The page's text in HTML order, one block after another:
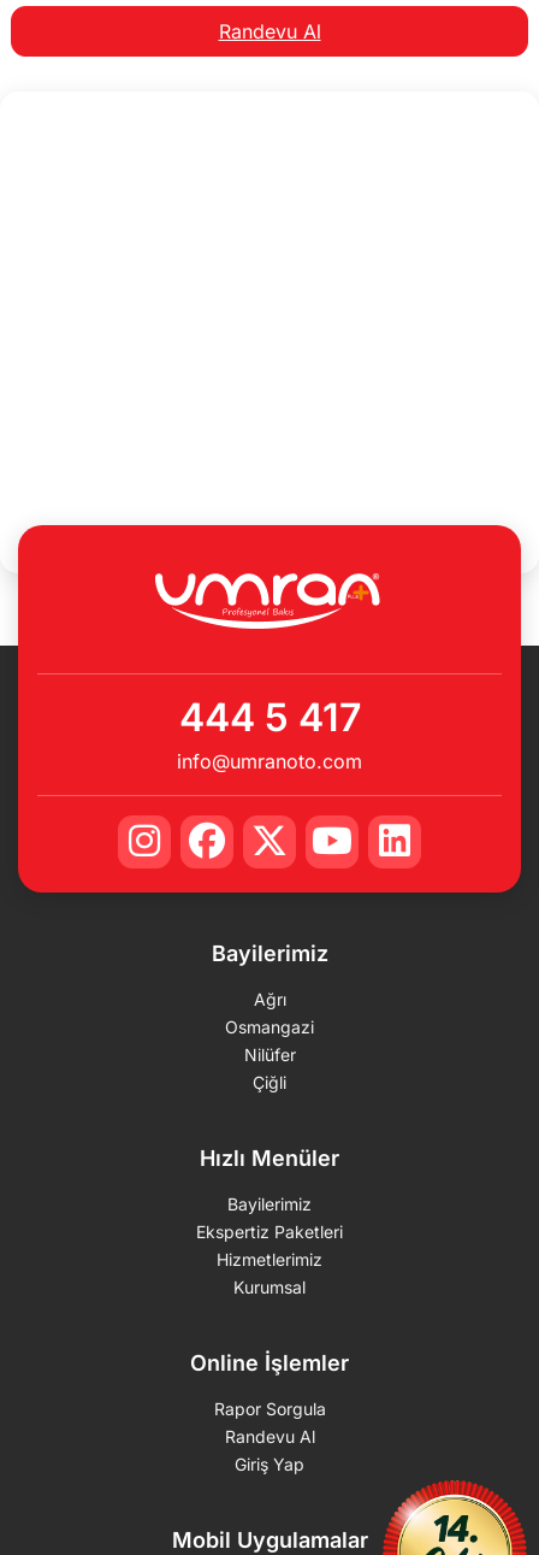
Randevu Al
444 5 417
info@umranoto.com
Bayilerimiz
Ağrı
Osmangazi
Nilüfer
Çiğli
Hızlı Menüler
Bayilerimiz
Ekspertiz Paketleri
Hizmetlerimiz
Kurumsal
Online İşlemler
Rapor Sorgula
Randevu Al
Giriş Yap
Mobil Uygulamalar